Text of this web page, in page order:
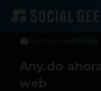
Francisco Quintero
Any.do
web